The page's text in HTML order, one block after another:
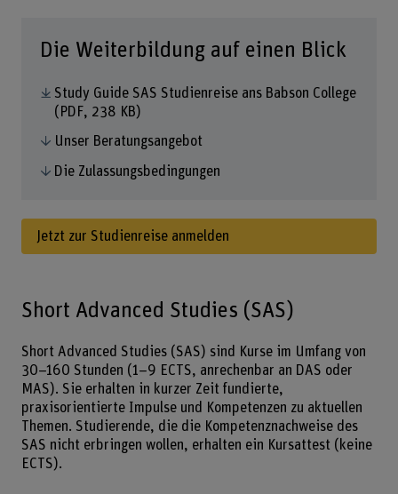
Short Advanced Studies (SAS)
Short Advanced Studies (SAS) sind Kurse im Umfang von
30–160 Stunden (1–9 ECTS, anrechenbar an DAS oder
MAS). Sie erhalten in kurzer Zeit fundierte,
praxisorientierte Impulse und Kompetenzen zu aktuellen
Themen. Studierende, die die Kompetenznachweise des
SAS nicht erbringen wollen, erhalten ein Kursattest (keine
ECTS).
Die Weiterbildung auf einen Blick
Study Guide SAS Studienreise ans Babson College
(PDF, 238 KB)
Unser Beratungsangebot
Die Zulassungsbedingungen
Jetzt zur Studienreise anmelden